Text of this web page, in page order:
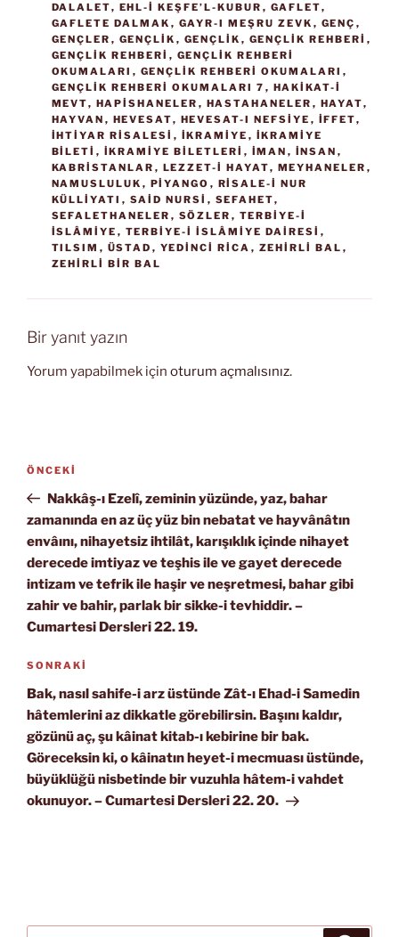
DALALET, EHL-I KEŞFE’L-KUBUR , GAFLET,
GAFLETE DALMAK , GAYR-I MEŞRU ZEVK , GENÇ ,
GENÇLER , GENÇLIK , GENÇLİK , GENÇLİK REHBERİ ,
GENÇLIK REHBERI , GENÇLİK REHBERİ
OKUMALARI , GENÇLIK REHBERI OKUMALARI ,
GENÇLIK REHBERI OKUMALARI 7 , HAKIKAT-I
MEVT, HAPISHANELER , HASTAHANELER , HAYAT,
HAYVAN , HEVESAT, HEVESAT-I NEFSIYE , IFFET,
İHTIYAR RISALESI , IKRAMIYE , IKRAMIYE
BILETI , IKRAMIYE BILETLERI , IMAN , INSAN ,
KABRISTANLAR , LEZZET-I HAYAT, MEYHANELER ,
NAMUSLULUK , PIYANGO , RISALE-I NUR
KÜLLIYATI , SAID NURSI , SEFAHET,
SEFALETHANELER , SÖZLER , TERBIYE-I
İSLÂMIYE , TERBIYE-I İSLÂMIYE DAIRESI ,
TILSIM , ÜSTAD , YEDINCI RICA , ZEHIRLI BAL ,
ZEHIRLI BIR BAL
Bir yanıt yazın
Yorum yapabilmek için oturum açmalısınız.
Yazı
Önceki
Yazı
ÖNCEKI
Nakkâş-ı Ezelî, zeminin yüzünde, yaz, bahar
zamanında en az üç yüz bin nebatat ve hayvânâtın
envâını, nihayetsiz ihtilât, karışıklık içinde nihayet
derecede imtiyaz ve teşhis ile ve gayet derecede
intizam ve tefrik ile haşir ve neşretmesi, bahar gibi
zahir ve bahir, parlak bir sikke-i tevhiddir. –
Cumartesi Dersleri 22. 19.
Sonraki
Yazı
SONRAKI
Bak, nasıl sahife-i arz üstünde Zât-ı Ehad-i Samedin
hâtemlerini az dikkatle görebilirsin. Başını kaldır,
gözünü aç, şu kâinat kitab-ı kebirine bir bak.
Göreceksin ki, o kâinatın heyet-i mecmuası üstünde,
büyüklüğü nisbetinde bir vuzuhla hâtem-i vahdet
okunuyor. – Cumartesi Dersleri 22. 20.